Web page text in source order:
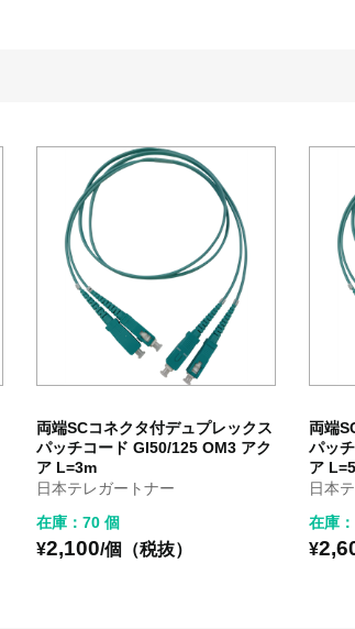
両端SCコネクタ付デュプレックス
パッチコード GI50/125 OM3 アク
ア L=3m
日本テレガートナー
在庫：70 個
¥2,100/個（税抜）
両端
パッ
ア
日本
在庫
¥